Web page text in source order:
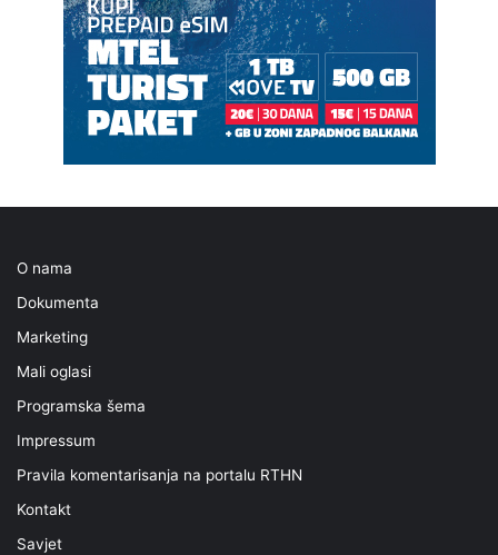
O nama
Dokumenta
Marketing
Mali oglasi
Programska šema
Impressum
Pravila komentarisanja na portalu RTHN
Kontakt
Savjet